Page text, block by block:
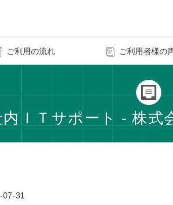
ご利用の流れ ご利用者様の
内ＩＴサポート - 株
07-31